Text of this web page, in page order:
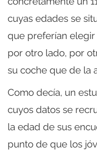
cuyas edades se
que preferían elegir
por otro lado, por
su coche que de la
Como decía, un
cuyos datos se
la edad de sus
punto de que los